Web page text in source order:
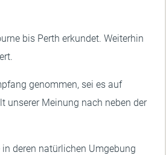
bis Perth erkundet. Weiterhin
genommen, sei es auf
unserer Meinung nach neben der
deren natürlichen Umgebung